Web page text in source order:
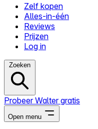
Zelf kopen
Alles-in-één
Reviews
Prijzen
Log in
Zoeken
Probeer Walter gratis
Open menu